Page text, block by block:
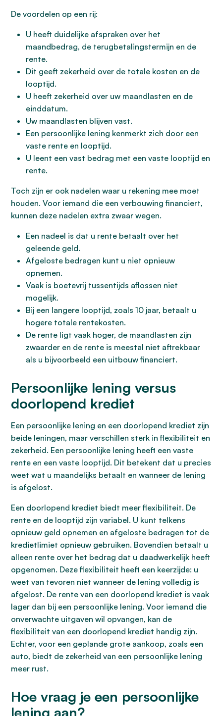
De voordelen op een rij:
U heeft duidelijke afspraken over het
maandbedrag, de terugbetalingstermijn en de
rente.
Dit geeft zekerheid over de totale kosten en de
looptijd.
U heeft zekerheid over uw maandlasten en de
einddatum.
Uw maandlasten blijven vast.
Een persoonlijke lening kenmerkt zich door een
vaste rente en looptijd.
U leent een vast bedrag met een vaste looptijd en
rente.
Toch zijn er ook nadelen waar u rekening mee moet
houden. Voor iemand die een verbouwing financiert,
kunnen deze nadelen extra zwaar wegen.
Een nadeel is dat u rente betaalt over het
geleende geld.
Afgeloste bedragen kunt u niet opnieuw
opnemen.
Vaak is boetevrij tussentijds aflossen niet
mogelijk.
Bij een langere looptijd, zoals 10 jaar, betaalt u
hogere totale rentekosten.
De rente ligt vaak hoger, de maandlasten zijn
zwaarder en de rente is meestal niet aftrekbaar
als u bijvoorbeeld een uitbouw financiert.
Persoonlijke lening versus
doorlopend krediet
Een persoonlijke lening en een doorlopend krediet zijn
beide leningen, maar verschillen sterk in flexibiliteit en
zekerheid. Een persoonlijke lening heeft een vaste
rente en een vaste looptijd. Dit betekent dat u precies
weet wat u maandelijks betaalt en wanneer de lening
is afgelost.
Een doorlopend krediet biedt meer flexibiliteit. De
rente en de looptijd zijn variabel. U kunt telkens
opnieuw geld opnemen en afgeloste bedragen tot de
kredietlimiet opnieuw gebruiken. Bovendien betaalt u
alleen rente over het bedrag dat u daadwerkelijk heeft
opgenomen. Deze flexibiliteit heeft een keerzijde: u
weet van tevoren niet wanneer de lening volledig is
afgelost. De rente van een doorlopend krediet is vaak
lager dan bij een persoonlijke lening. Voor iemand die
onverwachte uitgaven wil opvangen, kan de
flexibiliteit van een doorlopend krediet handig zijn.
Echter, voor een geplande grote aankoop, zoals een
auto, biedt de zekerheid van een persoonlijke lening
meer rust.
Hoe vraag je een persoonlijke
lening aan?